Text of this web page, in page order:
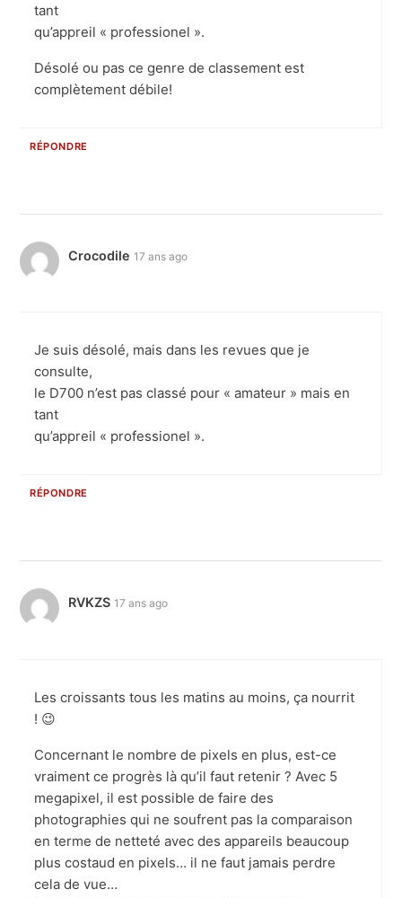
tant
qu’appreil « professionel ».
Désolé ou pas ce genre de classement est
complètement débile!
RÉPONDRE
Crocodile 17 ans ago
Je suis désolé, mais dans les revues que je
consulte,
le D700 n’est pas classé pour « amateur » mais en
tant
qu’appreil « professionel ».
RÉPONDRE
RVKZS 17 ans ago
Les croissants tous les matins au moins, ça nourrit
! 😉
Concernant le nombre de pixels en plus, est-ce
vraiment ce progrès là qu’il faut retenir ? Avec 5
megapixel, il est possible de faire des
photographies qui ne soufrent pas la comparaison
en terme de netteté avec des appareils beaucoup
plus costaud en pixels… il ne faut jamais perdre
cela de vue…